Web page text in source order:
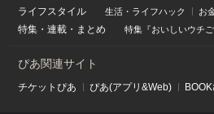
ライフスタイル 生活・ライフハック お
特集 ・ 連載 ・ まとめ 特集『おいしいウチご
ぴあ関連サイト
チケットぴあ ぴあ(アプリ&Web)